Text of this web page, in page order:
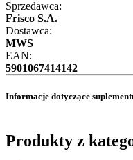
Sprzedawca:
Frisco S.A.
Dostawca:
MWS
EAN:
5901067414142
Informacje dotyczące
Produkty z